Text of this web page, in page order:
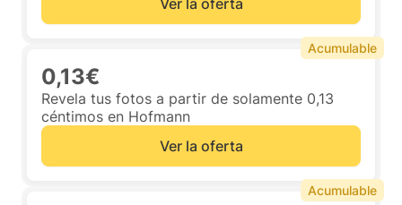
Ver la oferta
0,13€
Revela tus fotos a partir de solamente 0,13
céntimos en Hofmann
Ver la oferta
Acumulable
Acumulable